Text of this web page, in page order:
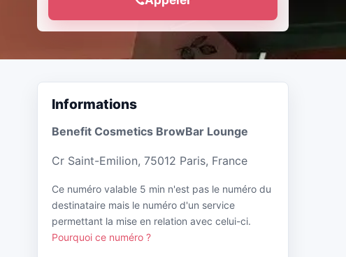
Informations
Benefit Cosmetics BrowBar Lounge
Cr Saint-Emilion, 75012 Paris, France
Ce numéro valable 5 min n'est pas le numéro du
destinataire mais le numéro d'un service
permettant la mise en relation avec celui-ci.
Pourquoi ce numéro ?